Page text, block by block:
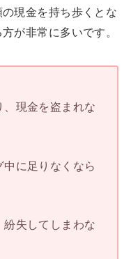
現金を持ち歩くとな
が非常に多いです。
、現金を盗まれな
中に足りなくなら
紛失してしまわな